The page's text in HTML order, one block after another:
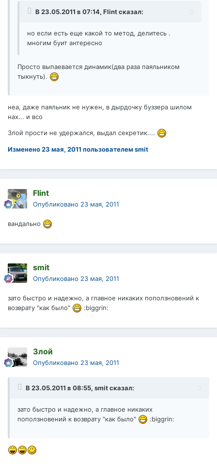
В 23.05.2011 в 07:14, Flint сказал:
но если есть еще какой то метод, делитесь .
многим буит антересно
Просто выпаевается динамик(два раза паяльником
тыкнуть).
неа, даже паяльник не нужен, в дырдочку буззера шилом
нах... и всо
Злой прости не удержался, выдал секретик....
Изменено23 мая, 2011 пользователем smit
Flint
Опубликовано 23 мая, 2011
вандально
smit
Опубликовано 23 мая, 2011
зато быстро и надежно, а главное никаких поползновений к
возврату "как было"
:biggrin:
Злой
Опубликовано 23 мая, 2011
В 23.05.2011 в 08:55, smit сказал:
зато быстро и надежно, а главное никаких
поползновений к возврату "как было"
:biggrin: